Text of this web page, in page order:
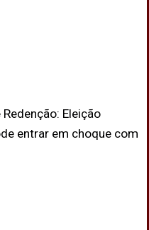
Eleição
entrar em choque com